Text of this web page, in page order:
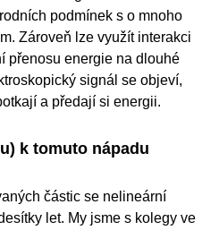
podmínek s o mnoho
Zároveň lze využít interakci
přenosu energie na dlouhé
signál se objeví,
a předají si energii.
k tomuto nápadu
částic se nelineární
let. My jsme s kolegy ve